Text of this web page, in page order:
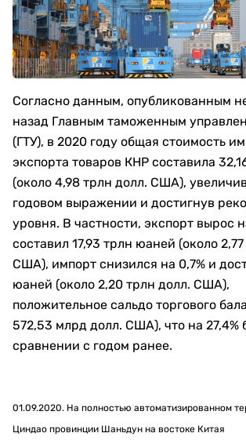
Согласно данным, опубликованным
назад Главным таможенным
(ГТУ), в 2020 году общая стоимость
экспорта товаров КНР составила
(около 4,98 трлн долл. США),
годовом выражении и достигнув
уровня. В частности, экспорт вырос
составил 17,93 трлн юаней (около
США), импорт снизился на 0,7% и
юаней (около 2,20 трлн долл. США),
положительное сальдо торгового
572,53 млрд долл. США), что на 27,4%
сравнении с годом ранее.
01.09.2020. На полностью автоматизированном
Циндао провинции Шаньдун на востоке Китая